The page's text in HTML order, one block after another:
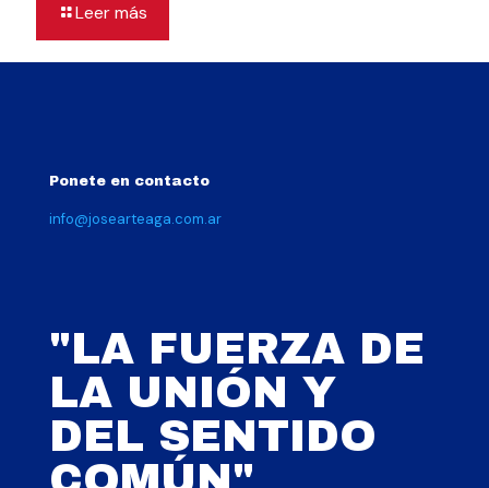
Leer más
Ponete en contacto
info@josearteaga.com.ar
"LA FUERZA DE
LA UNIÓN Y
DEL SENTIDO